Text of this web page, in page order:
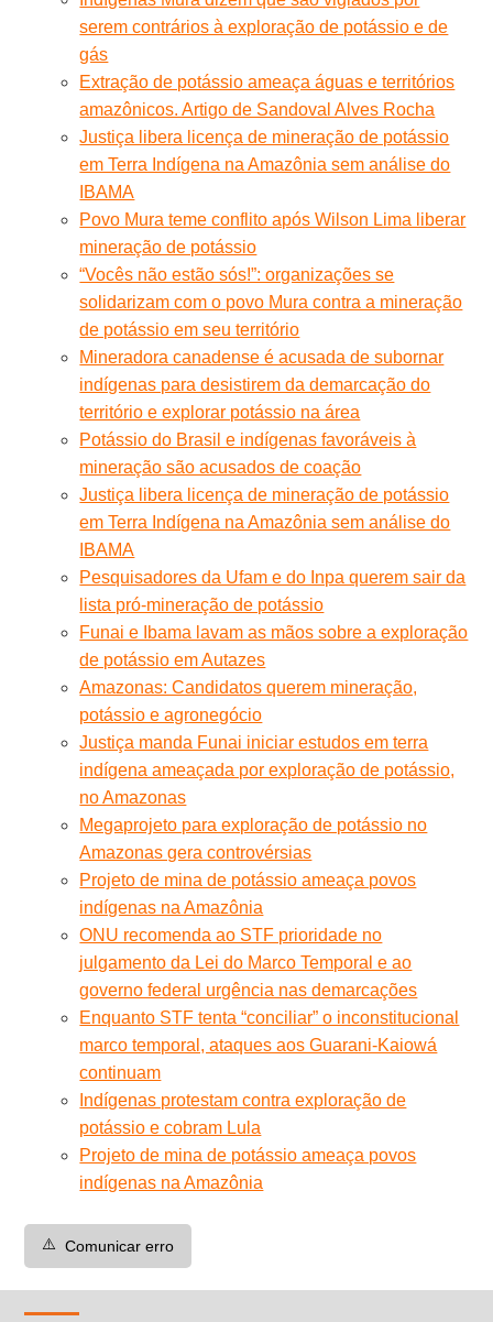
serem contrários à exploração de potássio e de
gás
Extração de potássio ameaça águas e territórios
amazônicos. Artigo de Sandoval Alves Rocha
Justiça libera licença de mineração de potássio
em Terra Indígena na Amazônia sem análise do
IBAMA
Povo Mura teme conflito após Wilson Lima liberar
mineração de potássio
“Vocês não estão sós!”: organizações se
solidarizam com o povo Mura contra a mineração
de potássio em seu território
Mineradora canadense é acusada de subornar
indígenas para desistirem da demarcação do
território e explorar potássio na área
Potássio do Brasil e indígenas favoráveis à
mineração são acusados de coação
Justiça libera licença de mineração de potássio
em Terra Indígena na Amazônia sem análise do
IBAMA
Pesquisadores da Ufam e do Inpa querem sair da
lista pró-mineração de potássio
Funai e Ibama lavam as mãos sobre a exploração
de potássio em Autazes
Amazonas: Candidatos querem mineração,
potássio e agronegócio
Justiça manda Funai iniciar estudos em terra
indígena ameaçada por exploração de potássio,
no Amazonas
Megaprojeto para exploração de potássio no
Amazonas gera controvérsias
Projeto de mina de potássio ameaça povos
indígenas na Amazônia
ONU recomenda ao STF prioridade no
julgamento da Lei do Marco Temporal e ao
governo federal urgência nas demarcações
Enquanto STF tenta “conciliar” o inconstitucional
marco temporal, ataques aos Guarani-Kaiowá
continuam
Indígenas protestam contra exploração de
potássio e cobram Lula
Projeto de mina de potássio ameaça povos
indígenas na Amazônia
⚠️ Comunicar erro